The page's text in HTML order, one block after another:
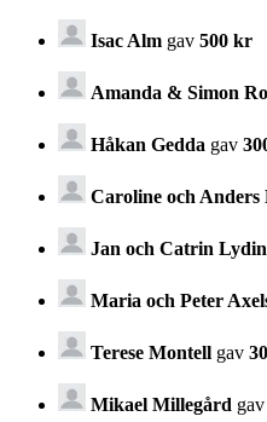
Isac Alm gav 500 kr
Amanda & Simon
Håkan Gedda gav
Caroline och Anders
Jan och Catrin
Maria och Peter
Terese Montell gav
Mikael Millegård gav